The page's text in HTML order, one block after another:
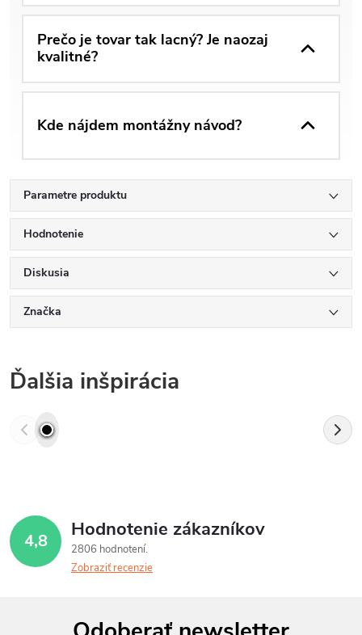
Prečo je tovar tak lacný? Je naozaj
kvalitné?
Kde nájdem montážny návod?
Parametre produktu
Hodnotenie
Diskusia
Značka
Ďalšia inšpirácia
4,8 Hodnotenie zákazníkov
2806 hodnotení
Zobraziť recenzie